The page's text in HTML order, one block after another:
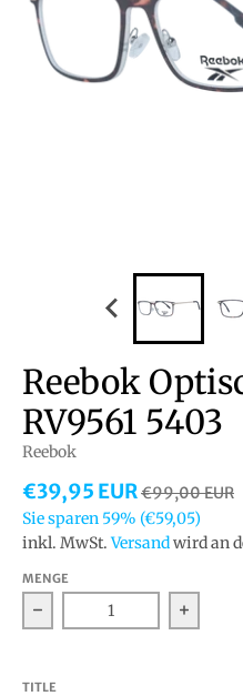
Reebok
RV9561 5403
Reebok
€39,95 EUR€99,00 EUR
Sie sparen 59% (€59,05)
inkl. MwSt.Versandwird an
MENGE
Verringern Sie die
TITLE